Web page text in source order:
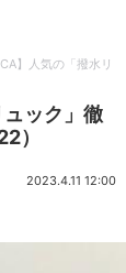
】人気の「撥水リ
ュック」徹
）
2023.4.11 12:00